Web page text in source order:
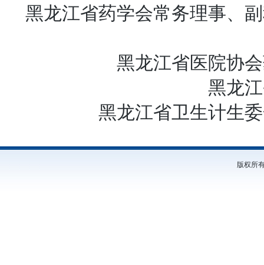
黑龙江省药学会常务理事、
黑龙江省医院协
黑龙
黑龙江省卫生计生
版权所